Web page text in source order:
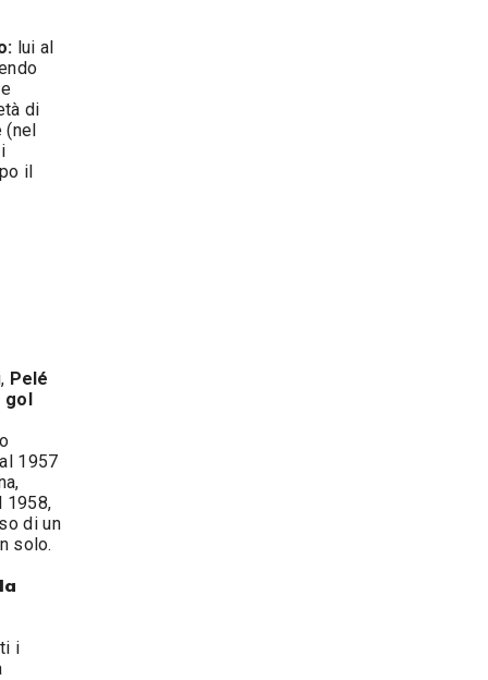
lui al
di
(nel
il
Pelé
gol
1957
1958,
di un
solo.
i